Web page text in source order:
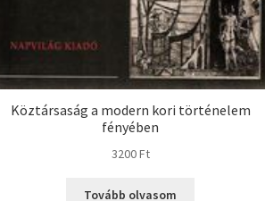
Köztársaság a modern kori történelem
fényében
3200Ft
Tovább olvasom